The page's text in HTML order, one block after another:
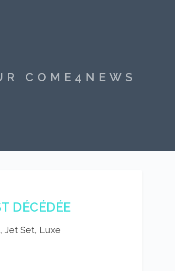
COME4NEWS
DÉCÉDÉE
Jet Set, Luxe